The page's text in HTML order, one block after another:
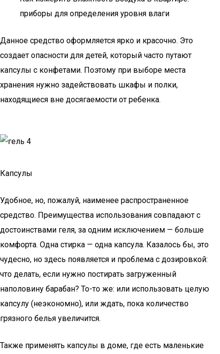
приборы для определения уровня влаги
Данное средство оформляется ярко и красочно. Это
создает опасности для детей, который часто путают
капсулы с конфетами. Поэтому при выборе места
хранения нужно задействовать шкафы и полки,
находящиеся вне досягаемости от ребенка.
Капсулы
Удобное, но, пожалуй, наименее распространенное
средство. Преимущества использования совпадают с
достоинствами геля, за одним исключением — больше
комфорта. Одна стирка — одна капсула. Казалось бы, это
чудесно, но здесь появляется и проблема с дозировкой:
что делать, если нужно постирать загруженный
наполовину барабан? То-то же: или использовать целую
капсулу (неэкономно), или ждать, пока количество
грязного белья увеличится.
Также применять капсулы в доме, где есть маленькие